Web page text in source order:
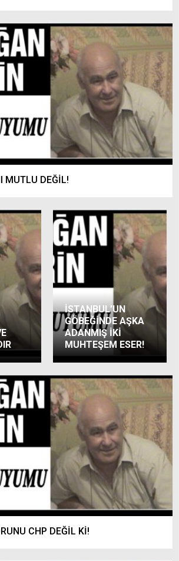
MUTLU DEĞİL!
İSTANBUL’UN
GÖBEĞİNDE AŞKA
ADANMIŞ İKİ
MUHTEŞEM ESER!
CHP DEĞİL Kİ!